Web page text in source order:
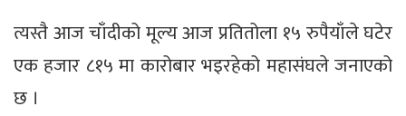
त्यस्तै आज चाँदीको मूल्य आज प्रतितोला १५ रुपैयाँले घटेर
एक हजार ८१५ मा कारोबार भइरहेको महासंघले जनाएको
छ ।